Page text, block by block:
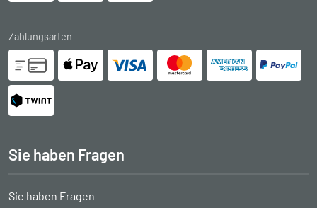
Zahlungsarten
Sie haben Fragen
Sie haben Fragen